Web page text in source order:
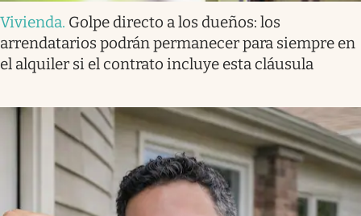
Vivienda. Golpe directo a los dueños: los
arrendatarios podrán permanecer para siempre en
el alquiler si el contrato incluye esta cláusula